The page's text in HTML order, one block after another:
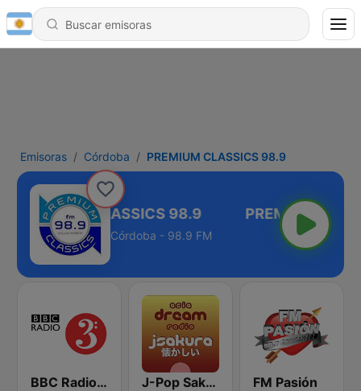
Emisoras Córdoba PREMIUM CLASSICS 98.9
PREMIUM CLASSICS 98.9
Córdoba - 98.9 FM
BBC Radio 3 J-Pop Sakura 懐かしい FM Pasión